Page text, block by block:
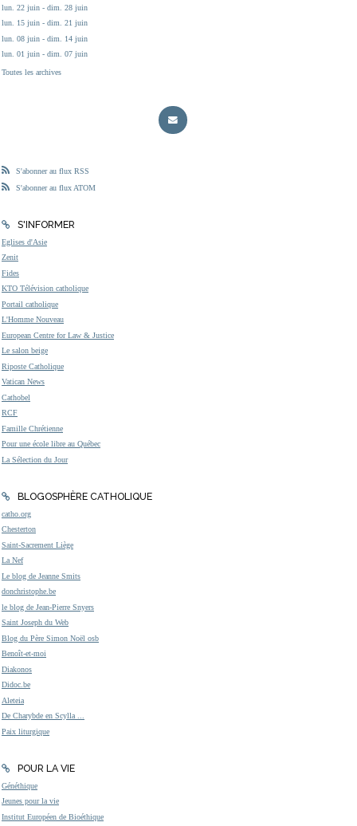
lun. 22 juin - dim. 28 juin
lun. 15 juin - dim. 21 juin
lun. 08 juin - dim. 14 juin
lun. 01 juin - dim. 07 juin
Toutes les archives
S'abonner au flux RSS
S'abonner au flux ATOM
S'INFORMER
Eglises d'Asie
Zenit
Fides
KTO Télévision catholique
Portail catholique
L'Homme Nouveau
European Centre for Law & Justice
Le salon beige
Riposte Catholique
Vatican News
Cathobel
RCF
Famille Chrétienne
Pour une école libre au Québec
La Sélection du Jour
BLOGOSPHÈRE CATHOLIQUE
catho.org
Chesterton
Saint-Sacrement Liège
La Nef
Le blog de Jeanne Smits
donchristophe.be
le blog de Jean-Pierre Snyers
Saint Joseph du Web
Blog du Père Simon Noël osb
Benoît-et-moi
Diakonos
Didoc.be
Aleteia
De Charybde en Scylla ...
Paix liturgique
POUR LA VIE
Généthique
Jeunes pour la vie
Institut Européen de Bioéthique